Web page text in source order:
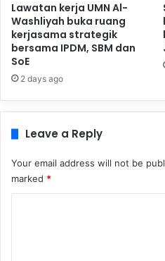
Lawatan kerja UMN Al-
Washliyah buka ruang
kerjasama strategik
bersama IPDM, SBM dan
SoE
2 days ago
Leave a Reply
Your email address will not be
marked *